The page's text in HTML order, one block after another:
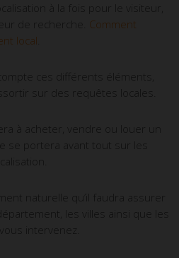
à la fois pour le visiteur,
de recherche. Comment
local
ces différents éléments,
sur des requêtes locales.
à acheter, vendre ou louer un
se portera avant tout sur les
naturelle qu’il faudra assurer
les villes ainsi que les
intervenez.